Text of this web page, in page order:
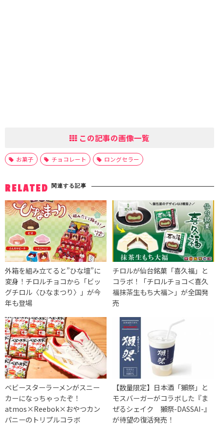
この記事の画像一覧
お菓子 チョコレート ロングセラー
RELATED 関連する記事
外箱を組み立てると”ひな壇”に
変身！チロルチョコから「ビッ
グチロル〈ひなまつり〉」が今
年も登場
チロルが仙台銘菓「喜久福」と
コラボ！「チロルチョコ＜喜久
福抹茶生もち大福＞」が全国発
売
ベビースターラーメンがスニー
カーになっちゃったぞ！
atmos×Reebok×おやつカン
パニーのトリプルコラボ
【数量限定】日本酒「獺祭」と
モスバーガーがコラボした『ま
ぜるシェイク 獺祭-DASSAI-』
が待望の復活発売！